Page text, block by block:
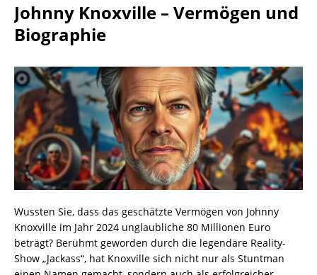
Johnny Knoxville – Vermögen und
Biographie
Wussten Sie, dass das geschätzte Vermögen von Johnny
Knoxville im Jahr 2024 unglaubliche 80 Millionen Euro
beträgt? Berühmt geworden durch die legendäre Reality-
Show „Jackass“, hat Knoxville sich nicht nur als Stuntman